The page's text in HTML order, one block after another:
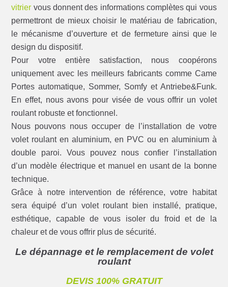
vitrier vous donnent des informations complètes qui vous
permettront de mieux choisir le matériau de fabrication,
le mécanisme d’ouverture et de fermeture ainsi que le
design du dispositif.
Pour votre entière satisfaction, nous coopérons
uniquement avec les meilleurs fabricants comme Came
Portes automatique, Sommer, Somfy et Antriebe&Funk.
En effet, nous avons pour visée de vous offrir un volet
roulant robuste et fonctionnel.
Nous pouvons nous occuper de l’installation de votre
volet roulant en aluminium, en PVC ou en aluminium à
double paroi. Vous pouvez nous confier l’installation
d’un modèle électrique et manuel en usant de la bonne
technique.
Grâce à notre intervention de référence, votre habitat
sera équipé d’un volet roulant bien installé, pratique,
esthétique, capable de vous isoler du froid et de la
chaleur et de vous offrir plus de sécurité.
Le dépannage et le remplacement de volet
roulant
DEVIS 100% GRATUIT